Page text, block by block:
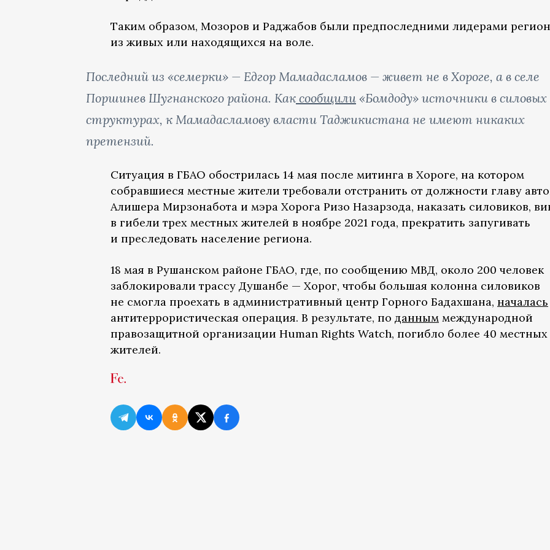
Таким образом, Мозоров и Раджабов были предпоследними лидерами
из живых или находящихся на воле.
Последний из «семерки» — Едгор Мамадасламов — живет не в Хороге, а в селе
Поршинев Шугнанского района. Как сообщили «Бомдоду» источники в силовых
структурах, к Мамадасламову власти Таджикистана не имеют никаких
претензий.
Ситуация в ГБАО обострилась 14 мая после митинга в Хороге, на котором
собравшиеся местные жители требовали отстранить от должности главу
Алишера Мирзонабота и мэра Хорога Ризо Назарзода, наказать силовиков,
в гибели трех местных жителей в ноябре 2021 года, прекратить запугивать
и преследовать население региона.
18 мая в Рушанском районе ГБАО, где, по сообщению МВД, около 200 человек
заблокировали трассу Душанбе — Хорог, чтобы большая колонна силовиков
не смогла проехать в административный центр Горного Бадахшана, началась
антитеррористическая операция. В результате, по данным международной
правозащитной организации Human Rights Watch, погибло более 40 местных
жителей.